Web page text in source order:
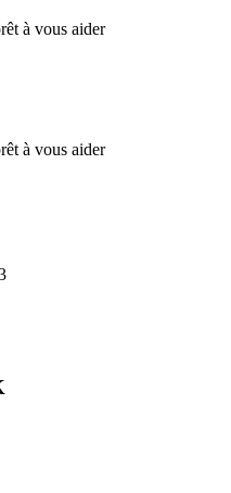
à vous aider
à vous aider